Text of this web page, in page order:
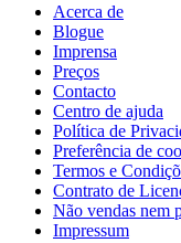
Acerca de
Blogue
Imprensa
Preços
Contacto
Centro de ajuda
Política de
Preferência de
Termos e
Contrato de
Não vendas nem
Impressum